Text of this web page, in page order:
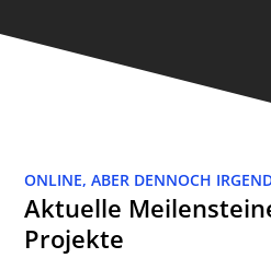
ONLINE, ABER DENNOCH
Aktuelle
Projekte